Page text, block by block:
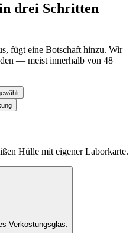
drei Schritten
fügt eine Botschaft hinzu. Wir
— meist innerhalb von 48
Hülle mit eigener Laborkarte.
Verkostungsglas.